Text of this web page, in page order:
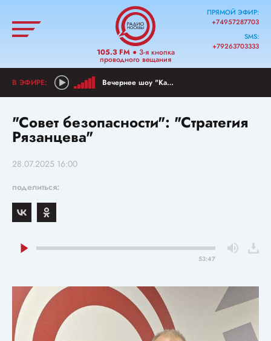
105.3 FM● 3-я кнопка
проводного вещания
ПРЯМОЙ ЭФИР:
+74957287703
SMS:
+79263703333
Вечернее шоу "Как прошел ваш день?"
"Совет безопасности": "Стратегия
Рязанцева"
28.07.2025 16:00
поделиться:
53:47